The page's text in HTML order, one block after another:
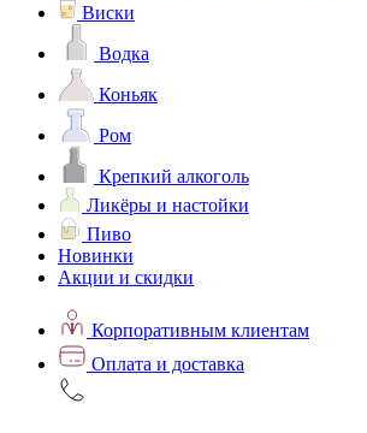
Виски
Водка
Коньяк
Ром
Крепкий алкоголь
Ликёры и настойки
Пиво
Новинки
Акции и скидки
Корпоративным клиентам
Оплата и доставка